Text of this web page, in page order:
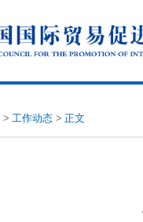
> 工作动态 > 正文